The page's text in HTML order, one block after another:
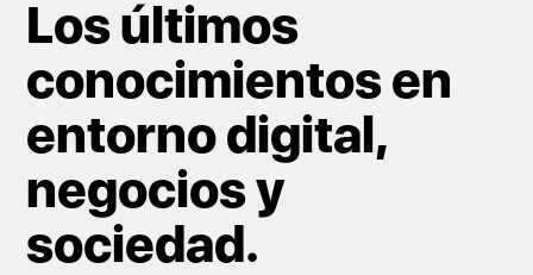
Los últimos
conocimientos en
entorno digital,
negocios y
sociedad.